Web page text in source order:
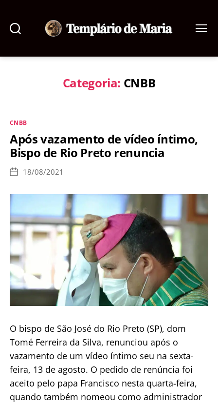
de
Categoria: CNBB
Categorias
CNBB
Após vazamento de vídeo íntimo,
Bispo de Rio Preto renuncia
Data
publicação
18/08/2021
O bispo de São José do Rio Preto (SP), dom
Tomé Ferreira da Silva, renunciou após o
vazamento de um vídeo íntimo seu na sexta-
feira, 13 de agosto. O pedido de renúncia foi
aceito pelo papa Francisco nesta quarta-feira,
quando também nomeou como administrador